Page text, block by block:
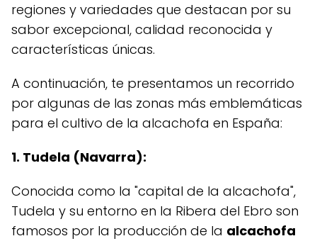
regiones y variedades que destacan por su
sabor excepcional, calidad reconocida y
características únicas.
A continuación, te presentamos un recorrido
por algunas de las zonas más emblemáticas
para el cultivo de la alcachofa en España:
1. Tudela (Navarra):
Conocida como la "capital de la alcachofa",
Tudela y su entorno en la Ribera del Ebro son
famosos por la producción de la alcachofa